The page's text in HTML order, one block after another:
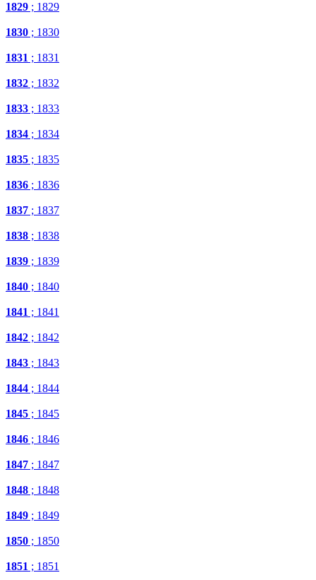
1829 ; 1829
1830 ; 1830
1831 ; 1831
1832 ; 1832
1833 ; 1833
1834 ; 1834
1835 ; 1835
1836 ; 1836
1837 ; 1837
1838 ; 1838
1839 ; 1839
1840 ; 1840
1841 ; 1841
1842 ; 1842
1843 ; 1843
1844 ; 1844
1845 ; 1845
1846 ; 1846
1847 ; 1847
1848 ; 1848
1849 ; 1849
1850 ; 1850
1851 ; 1851